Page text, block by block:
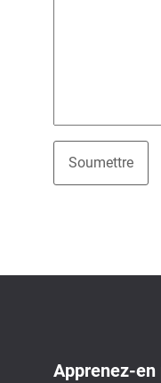
Apprenez-en